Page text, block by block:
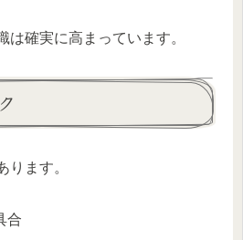
は確実に高まっています。
ります。
合